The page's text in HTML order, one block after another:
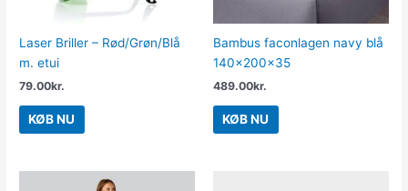
Laser Briller – Rød/Grøn/Blå
m. etui
79.00kr.
KØB NU
Bambus faconlagen navy blå
140x200x35
489.00kr.
KØB NU